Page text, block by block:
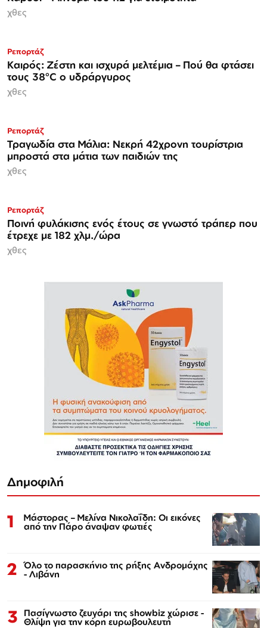
χθες
Ρεπορτάζ
Καιρός: Ζέστη και ισχυρά μελτέμια – Πού θα φτάσει
τους 38°C ο υδράργυρος
χθες
Ρεπορτάζ
Τραγωδία στα Μάλια: Νεκρή 42χρονη τουρίστρια
μπροστά στα μάτια των παιδιών της
χθες
Ρεπορτάζ
Ποινή φυλάκισης ενός έτους σε γνωστό τράπερ που
έτρεχε με 182 χλμ./ώρα
χθες
Δημοφιλή
1 Μάστορας – Μελίνα Νικολαΐδη: Οι εικόνες
από την Πάρο άναψαν φωτιές
2 Όλο το παρασκήνιο της ρήξης Ανδρομάχης
- Λιβάνη
3 Πασίγνωστο ζευγάρι της showbiz χώρισε -
Θλίψη για την κόρη ευρωβουλευτή